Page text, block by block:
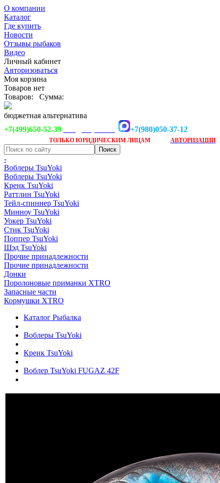
О компании
Каталог
Где купить
Новости
Отзывы рыбаков
Видео
Личный кабинет
Авторизоваться
Моя корзина
Товаров нет
Товаров:
Сумма:
бюджетная альтернатива
+7(499)650-52-39
+7(980)050-37-12
ТОЛЬКО ЮРИДИЧЕСКИМ ЛИЦАМ АВТОРИЗАЦИИ
-
Воблеры TsuYoki
Воблеры TsuYoki
Кренк TsuYoki
Раттлин TsuYoki
Тейл-спиннер TsuYoki
Минноу TsuYoki
Уокер TsuYoki
Стик TsuYoki
Поппер TsuYoki
Шэд TsuYoki
Прочие принадлежности
Прочие принадлежности
Донки
Поролоновые приманки XTRO
Запасные части
Кормушки XTRO
Каталог Рыбалка
Воблеры TsuYoki
Кренк TsuYoki
Воблер TsuYoki FUGAZ 42F